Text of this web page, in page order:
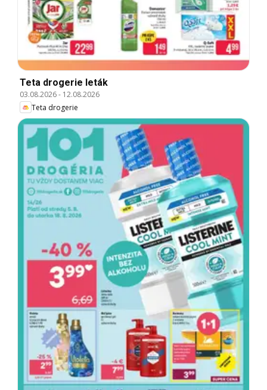
Teta drogerie leták
03.08.2026- 12.08.2026
Teta drogerie